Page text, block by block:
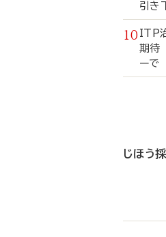
引き
ITP
期待
ーで
じほう